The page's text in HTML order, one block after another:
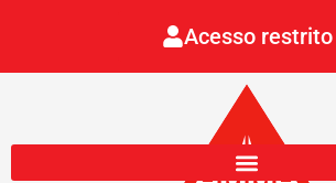
Acesso restrito